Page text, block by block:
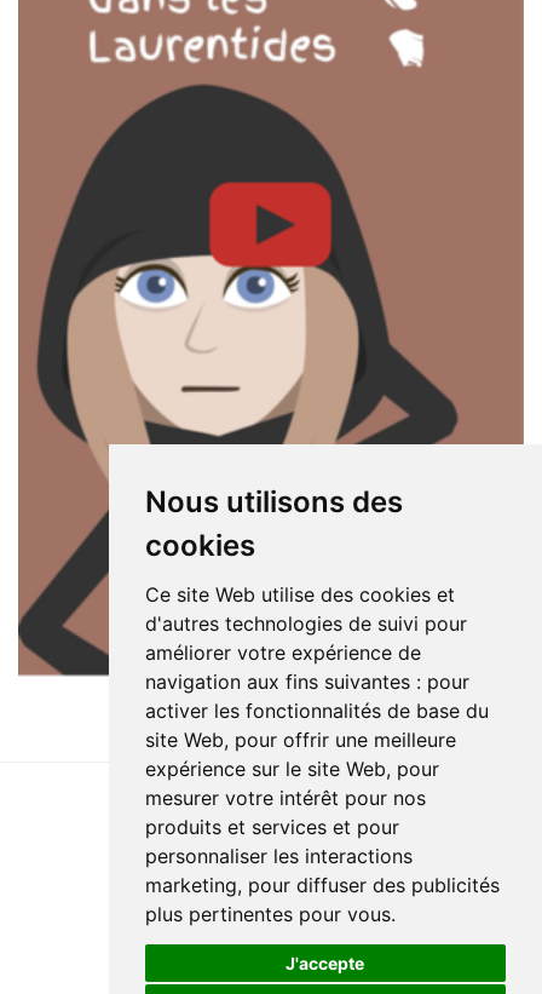
Nous utilisons des
cookies
Ce site Web utilise des cookies et
d'autres technologies de suivi pour
améliorer votre expérience de
navigation aux fins suivantes : pour
activer les fonctionnalités de base du
site Web, pour offrir une meilleure
expérience sur le site Web, pour
mesurer votre intérêt pour nos
produits et services et pour
personnaliser les interactions
marketing, pour diffuser des publicités
plus pertinentes pour vous.
J'accepte
Dernière mise à jour : 30 juillet 2026
Accessibilité
Documentation
Réalisation du site